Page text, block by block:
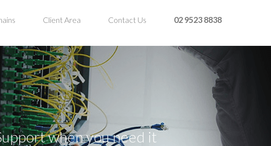
Client Area Contact Us 02 9523 8838
when you need it